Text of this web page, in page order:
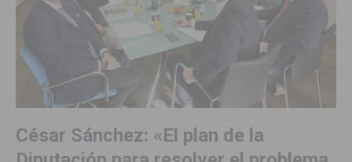
César Sánchez: «El plan de la